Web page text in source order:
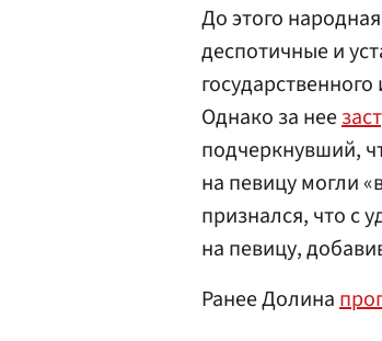
До этого
деспотичные и
Однако за нее
подчеркнувший,
на певицу могли
признался, что с
на певицу,
Ранее Долина